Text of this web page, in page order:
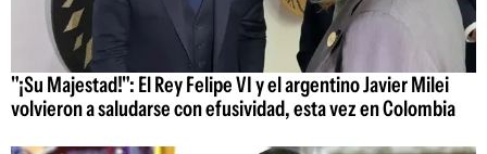
"¡Su Majestad!": El Rey Felipe VI y el argentino Javier Milei
volvieron a saludarse con efusividad, esta vez en Colombia